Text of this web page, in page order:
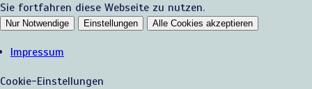
Sie fortfahren diese Webseite zu nutzen.
Nur Notwendige Einstellungen Alle Cookies akzeptieren
Impressum
Cookie-Einstellungen